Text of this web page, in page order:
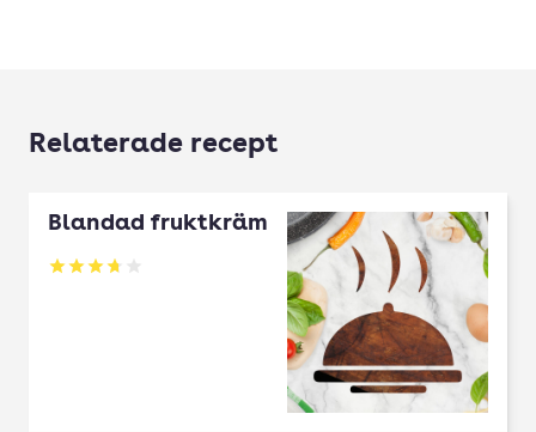
Relaterade recept
Blandad fruktkräm
Betyg: 3.71 av 5